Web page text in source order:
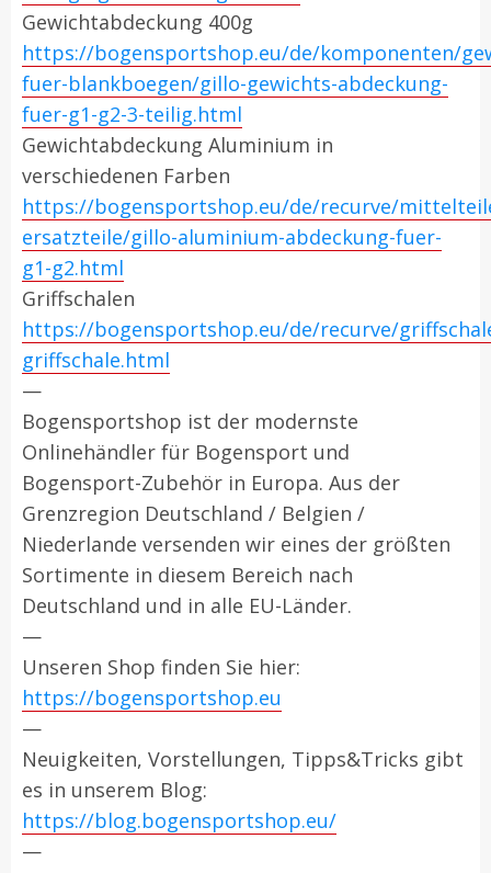
Gewichtabdeckung 400g
https://bogensportshop.eu/de/komponenten/
fuer-blankboegen/gillo-gewichts-abdeckung-
fuer-g1-g2-3-teilig.html
Gewichtabdeckung Aluminium in
verschiedenen Farben
https://bogensportshop.eu/de/recurve/
ersatzteile/gillo-aluminium-abdeckung-fuer-
g1-g2.html
Griffschalen
https://bogensportshop.eu/de/recurve/
griffschale.html
—
Bogensportshop ist der modernste
Onlinehändler für Bogensport und
Bogensport-Zubehör in Europa. Aus der
Grenzregion Deutschland / Belgien /
Niederlande versenden wir eines der größten
Sortimente in diesem Bereich nach
Deutschland und in alle EU-Länder.
—
Unseren Shop finden Sie hier:
https://bogensportshop.eu
—
Neuigkeiten, Vorstellungen, Tipps&Tricks gibt
es in unserem Blog:
https://blog.bogensportshop.eu/
—